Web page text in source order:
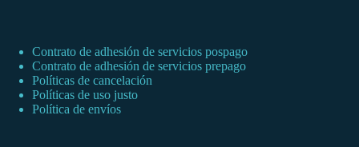
Contrato de adhesión de servicios pospago
Contrato de adhesión de servicios prepago
Políticas de cancelación
Políticas de uso justo
Política de envíos